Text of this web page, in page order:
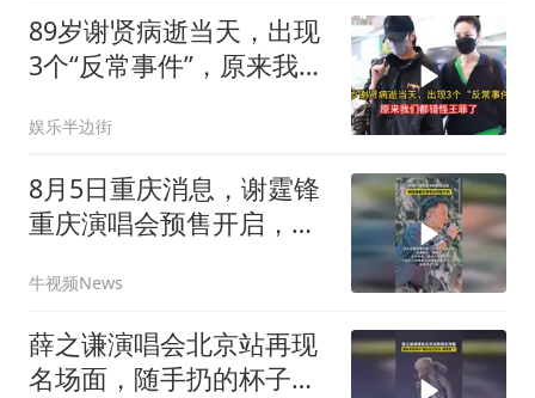
89岁谢贤病逝当天，出现
3个“反常事件”，原来我们
娱乐半边街
8月5日重庆消息，谢霆锋
重庆演唱会预售开启，时
城！
牛视频News
薛之谦演唱会北京站再现
名场面，随手扔的杯子砸